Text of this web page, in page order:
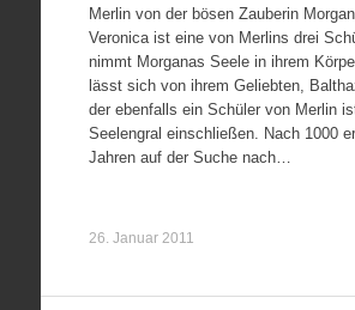
Merlin von der bösen Zauberin
Veronica ist eine von Merlins drei
nimmt Morganas Seele in ihrem
lässt sich von ihrem Geliebten,
der ebenfalls ein Schüler von Merlin
Seelengral einschließen. Nach 1000
Jahren auf der Suche nach…
26. Januar 2011